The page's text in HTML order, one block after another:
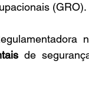
(GRO).
de